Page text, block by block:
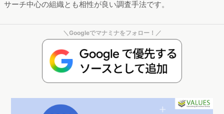
にストーリーも組み立てやすいのが利点です。
②数字中心の組織で質的な分析の価値を広める
CEP調査は、調査手法の分類は量的なアプローチを取る定量調
査でありながら、実態としてはインサイトの探索を目的とする
質的なアプローチを取る定性調査に近く、数字文化の組織が定
性調査の価値に触れる格好の入口になります。